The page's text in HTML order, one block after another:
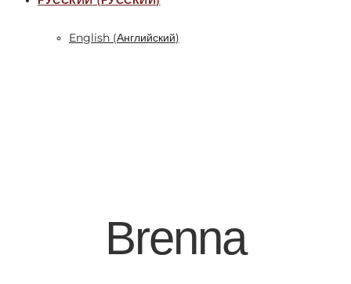
English (Английский)
Brenna